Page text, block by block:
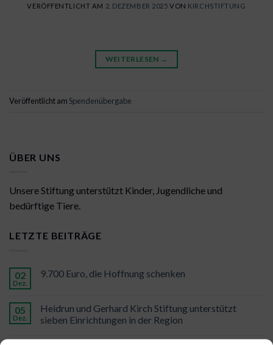
VERÖFFENTLICHT AM 2. DEZEMBER 2025 VON KIRCHSTIFTUNG
WEITERLESEN →
Veröffentlicht am Spendenübergabe
ÜBER UNS
Unsere Stiftung unterstützt Kinder, Jugendliche und
bedürftige Tiere.
LETZTE BEITRÄGE
02
Dez.
9.700 Euro, die Hoffnung schenken
05
Dez.
Heidrun und Gerhard Kirch Stiftung unterstützt
sieben Einrichtungen in der Region